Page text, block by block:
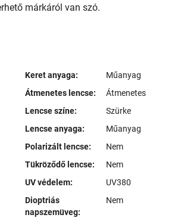
márkáról van szó.
Keret anyaga:
Műanyag
Átmenetes lencse:
Átmenetes
Lencse színe:
Szürke
Lencse anyaga:
Műanyag
Polarizált lencse:
Nem
Tükröződő lencse:
Nem
UV védelem:
UV380
Dioptriás
napszemüveg:
Nem